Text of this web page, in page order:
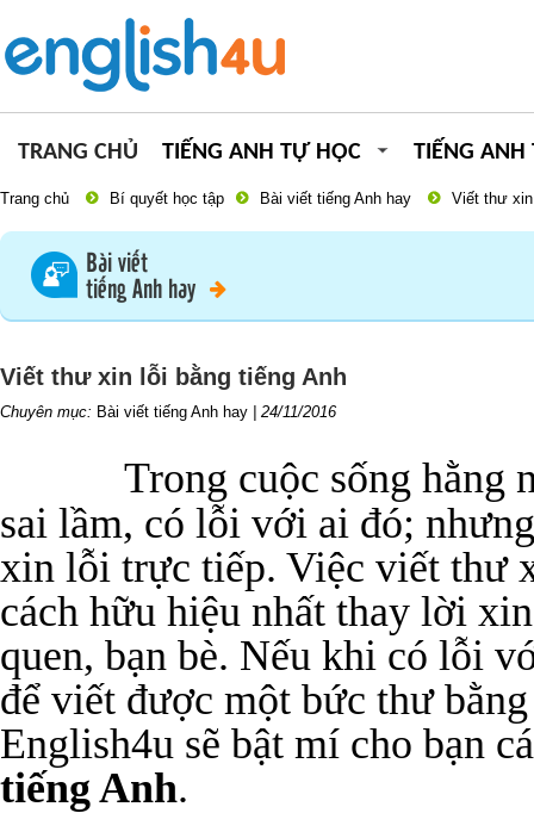
TRANG CHỦ TIẾNG ANH TỰ HỌC TIẾNG ANH
Trang chủ Bí quyết học tập Bài viết tiếng Anh hay Viết thư
Bài viết
tiếng Anh hay
Viết thư xin lỗi bằng tiếng Anh
Chuyên mục: Bài viết tiếng Anh hay 24/11/2016
Trong cuộc sống hằng
sai lầm, có lỗi với ai đó;
xin lỗi trực tiếp. Việc viết thư
cách hữu hiệu nhất thay lời
quen, bạn bè. Nếu khi có lỗi
để viết được một bức thư
English4u sẽ bật mí cho bạn
tiếng Anh.